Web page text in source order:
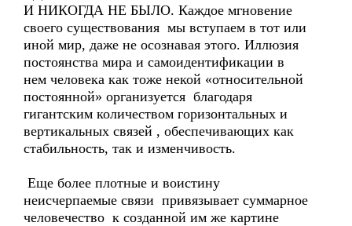
И НИКОГДА НЕ БЫЛО. Каждое мгновение
своего существования мы вступаем в тот или
иной мир, даже не осознавая этого. Иллюзия
постоянства мира и самоидентификации в
нем человека как тоже некой «относительной
постоянной» организуется благодаря
гигантским количеством горизонтальных и
вертикальных связей , обеспечивающих как
стабильность, так и изменчивость.
Еще более плотные и воистину
неисчерпаемые связи привязывает суммарное
человечество к созданной им же картине